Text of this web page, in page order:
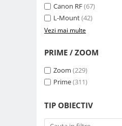
Bounce-uri, Softbox-uri
Ring-Flash Adaptor
Huse protectie blitz extern
Huse protectie filtre gel
Accesorii Aparate Digitale
Canon RF(67)
L-Mount(42)
Vezi mai multe
PRIME / ZOOM
Zoom (229)
Prime(311)
TIP OBIECTIV